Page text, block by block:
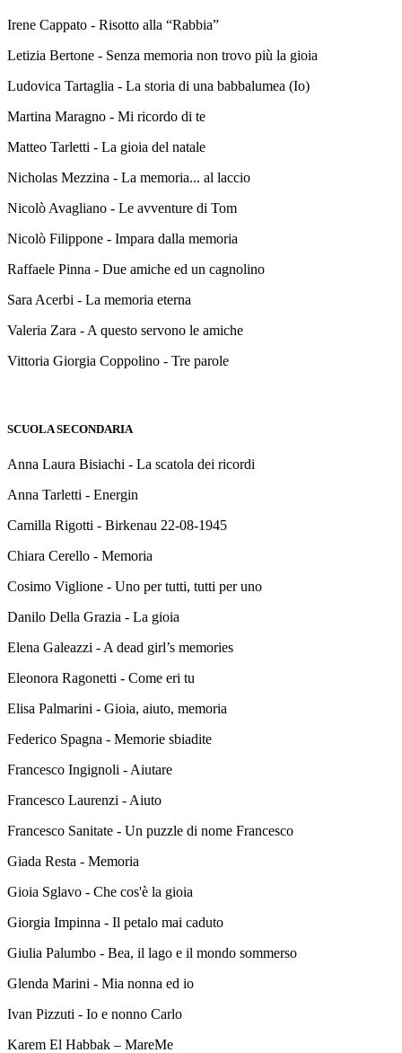
Irene Cappato - Risotto alla “Rabbia”
Letizia Bertone - Senza memoria non trovo più la gioia
Ludovica Tartaglia - La storia di una babbalumea (Io)
Martina Maragno - Mi ricordo di te
Matteo Tarletti - La gioia del natale
Nicholas Mezzina - La memoria... al laccio
Nicolò Avagliano - Le avventure di Tom
Nicolò Filippone - Impara dalla memoria
Raffaele Pinna - Due amiche ed un cagnolino
Sara Acerbi - La memoria eterna
Valeria Zara - A questo servono le amiche
Vittoria Giorgia Coppolino - Tre parole
SCUOLA SECONDARIA
Anna Laura Bisiachi - La scatola dei ricordi
Anna Tarletti - Energin
Camilla Rigotti - Birkenau 22-08-1945
Chiara Cerello - Memoria
Cosimo Viglione - Uno per tutti, tutti per uno
Danilo Della Grazia - La gioia
Elena Galeazzi - A dead girl’s memories
Eleonora Ragonetti - Come eri tu
Elisa Palmarini - Gioia, aiuto, memoria
Federico Spagna - Memorie sbiadite
Francesco Ingignoli - Aiutare
Francesco Laurenzi - Aiuto
Francesco Sanitate - Un puzzle di nome Francesco
Giada Resta - Memoria
Gioia Sglavo - Che cos'è la gioia
Giorgia Impinna - Il petalo mai caduto
Giulia Palumbo - Bea, il lago e il mondo sommerso
Glenda Marini - Mia nonna ed io
Ivan Pizzuti - Io e nonno Carlo
Karem El Habbak – MareMe